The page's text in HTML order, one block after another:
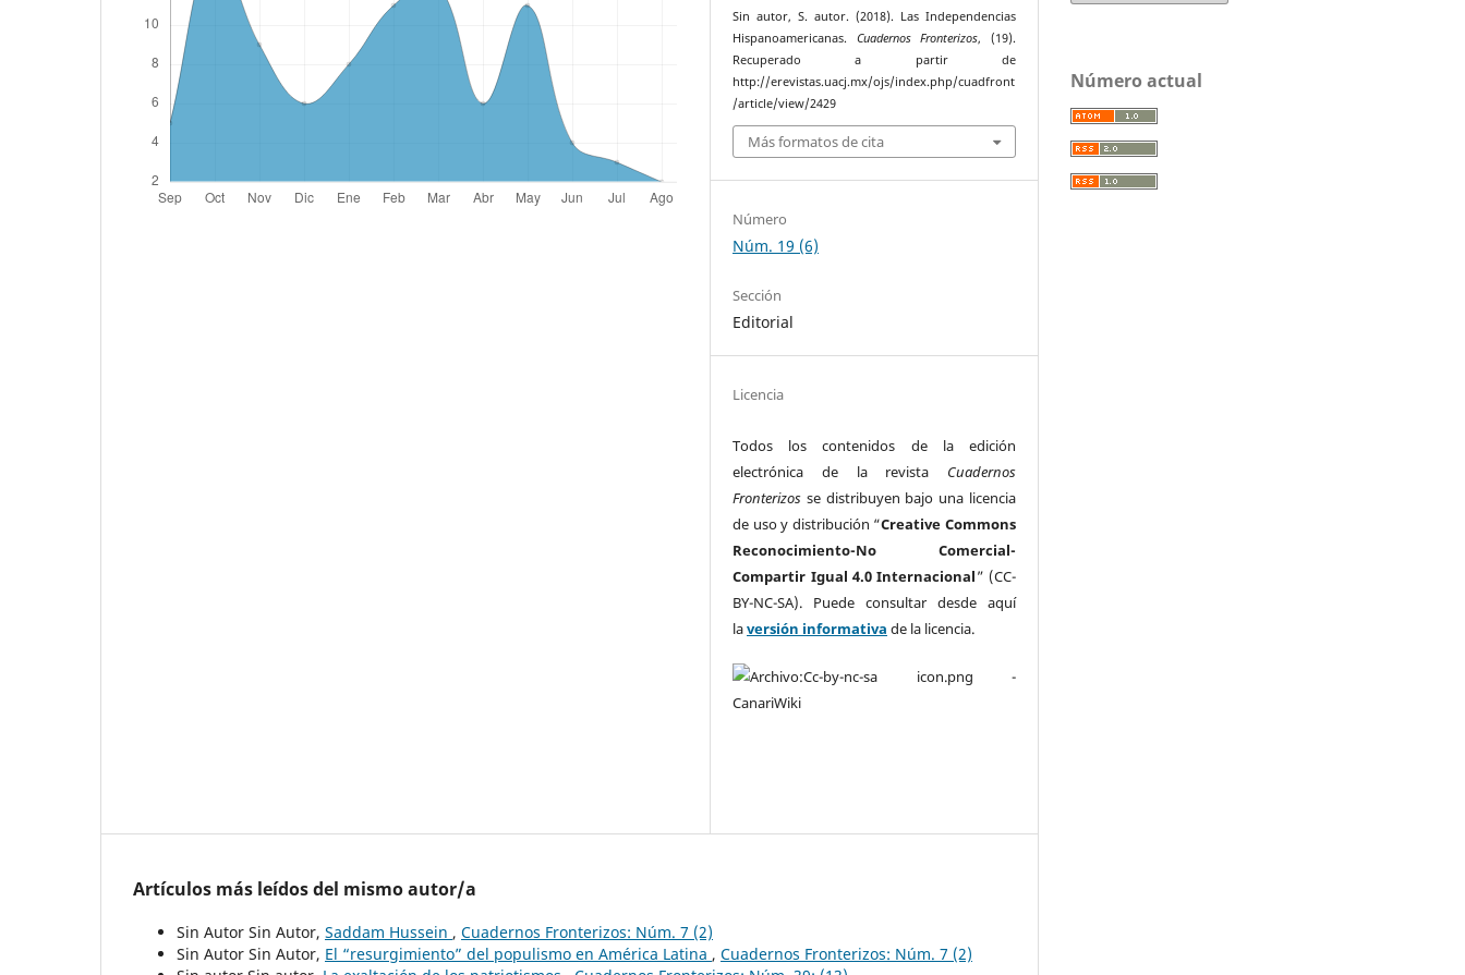
Sin autor, S. autor. (2018). Las Independencias
Hispanoamericanas. Cuadernos Fronterizos, (19).
Recuperado a partir de
http://erevistas.uacj.mx/ojs/index.php/cuadfront
/article/view/2429
Más formatos de cita
Número
Núm. 19 (6)
Sección
Editorial
Licencia
Todos los contenidos de la edición
electrónica de la revista Cuadernos
Fronterizos se distribuyen bajo una licencia
de uso y distribución “Creative Commons
Reconocimiento-No Comercial-
Compartir Igual 4.0 Internacional” (CC-
BY-NC-SA). Puede consultar desde aquí
laversión informativa de la licencia.
Artículos más leídos del mismo autor/a
Sin Autor Sin Autor, Saddam Hussein , Cuadernos Fronterizos: Núm. 7 (2)
Sin Autor Sin Autor, El “resurgimiento” del populismo en América Latina , Cuadernos Fronterizos: Núm. 7 (2)
Número actual